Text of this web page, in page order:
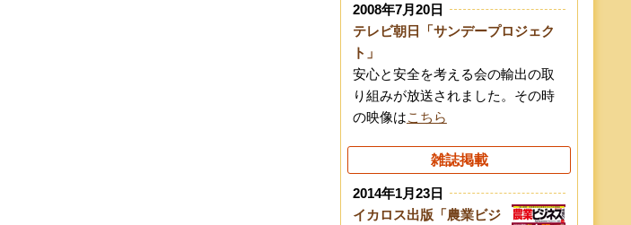
2008年7月20日
テレビ朝日「サンデープロジェク
ト」
安心と安全を考える会の輸出の取
り組みが放送されました。その時
の映像はこちら
雑誌掲載
2014年1月23日
イカロス出版「農業ビジ